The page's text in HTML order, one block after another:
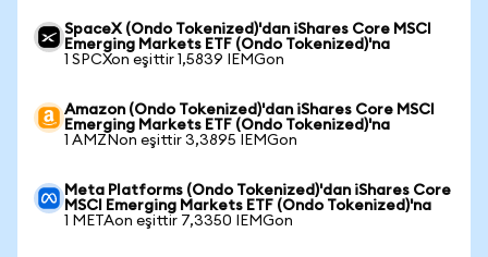
SpaceX (Ondo Tokenized)'dan iShares Core MSCI
Emerging Markets ETF (Ondo Tokenized)'na
1 SPCXon eşittir 1,5839 IEMGon
Amazon (Ondo Tokenized)'dan iShares Core MSCI
Emerging Markets ETF (Ondo Tokenized)'na
1 AMZNon eşittir 3,3895 IEMGon
Meta Platforms (Ondo Tokenized)'dan iShares Core
MSCI Emerging Markets ETF (Ondo Tokenized)'na
1 METAon eşittir 7,3350 IEMGon